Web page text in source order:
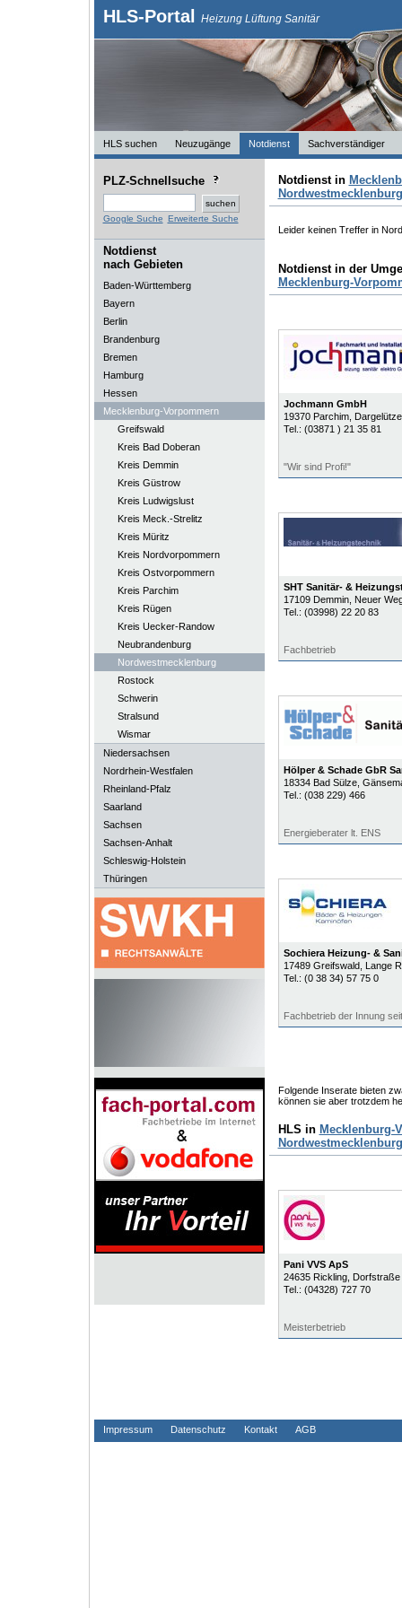
HLS-Portal Heizung Lüftung Sanitär
HLS suchen Neuzugänge Notdienst Sachverständiger
PLZ-Schnellsuche
Google Suche Erweiterte Suche
Notdienst
nach Gebieten
Baden-Württemberg
Bayern
Berlin
Brandenburg
Bremen
Hamburg
Hessen
Mecklenburg-Vorpommern
Greifswald
Kreis Bad Doberan
Kreis Demmin
Kreis Güstrow
Kreis Ludwigslust
Kreis Meck.-Strelitz
Kreis Müritz
Kreis Nordvorpommern
Kreis Ostvorpommern
Kreis Parchim
Kreis Rügen
Kreis Uecker-Randow
Neubrandenburg
Nordwestmecklenburg
Rostock
Schwerin
Stralsund
Wismar
Niedersachsen
Nordrhein-Westfalen
Rheinland-Pfalz
Saarland
Sachsen
Sachsen-Anhalt
Schleswig-Holstein
Thüringen
Notdienst in
Nordwestmecklenburg
Leider keinen Treffer in
Notdienst in der
Mecklenburg-
Jochmann GmbH
19370 Parchim,
Tel.: (03871 ) 21 35 81
"Wir sind Profi!"
SHT Sanitär- &
17109 Demmin, Neuer
Tel.: (03998) 22 20 83
Fachbetrieb
Hölper & Schade GbR
18334 Bad Sülze,
Tel.: (038 229) 466
Energieberater lt. ENS
Sochiera Heizung- &
17489 Greifswald, Lange
Tel.: (0 38 34) 57 75 0
Fachbetrieb der Innung
Folgende Inserate bieten
können sie aber trotzdem
HLS in Mecklenburg-
Nordwestmecklenburg
Pani VVS ApS
24635 Rickling, Dorfstraße
Tel.: (04328) 727 70
Meisterbetrieb
Impressum Datenschutz Kontakt AGB